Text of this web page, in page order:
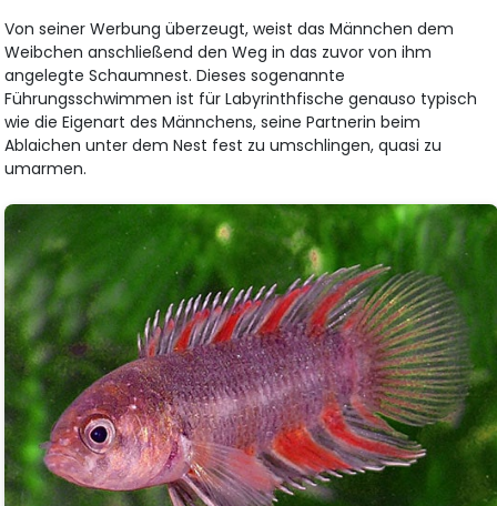
Von seiner Werbung überzeugt, weist das Männchen dem
Weibchen anschließend den Weg in das zuvor von ihm
angelegte Schaumnest. Dieses sogenannte
Führungsschwimmen ist für Labyrinthfische genauso typisch
wie die Eigenart des Männchens, seine Partnerin beim
Ablaichen unter dem Nest fest zu umschlingen, quasi zu
umarmen.